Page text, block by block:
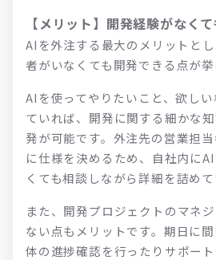
【メリット】開発経験がなく
AIを外注する最大のメリットと
者がいなくても開発できる点が挙
AIを使ってやりたいこと、欲し
ていれば、開発に関する細かな
発が可能です。外注先の営業担
に仕様を決めるため、自社内に
くても相談しながら詳細を詰めて
また、開発プロジェクトのマネ
ない点もメリットです。期日に
体の進捗確認を行ったりサポー